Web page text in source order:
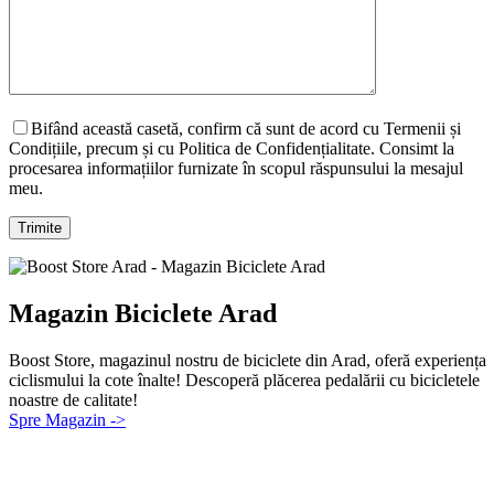
Bifând această casetă, confirm că sunt de acord cu Termenii și
Condițiile, precum și cu Politica de Confidențialitate. Consimt la
procesarea informațiilor furnizate în scopul răspunsului la mesajul
meu.
Magazin Biciclete Arad
Boost Store, magazinul nostru de biciclete din Arad, oferă experiența
ciclismului la cote înalte! Descoperă plăcerea pedalării cu bicicletele
noastre de calitate!
Spre Magazin ->